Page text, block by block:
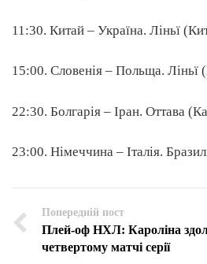
11:30. Китай – Україна. Ліньї
15:00. Словенія – Польща. Ліньї
22:30. Болгарія – Іран. Оттава
23:00. Німеччина – Італія.
Попередній пост
Плей-оф НХЛ: Кароліна
четвертому матчі серії